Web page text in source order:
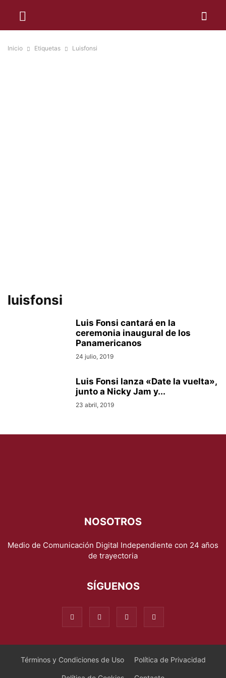
Inicio Etiquetas Luisfonsi
luisfonsi
Luis Fonsi cantará en la
ceremonia inaugural de los
Panamericanos
24 julio, 2019
Luis Fonsi lanza «Date la vuelta»,
junto a Nicky Jam y...
23 abril, 2019
NOSOTROS
Medio de Comunicación Digital Independiente con 24 años
de trayectoria
SÍGUENOS
Términos y Condiciones de Uso Política de Privacidad